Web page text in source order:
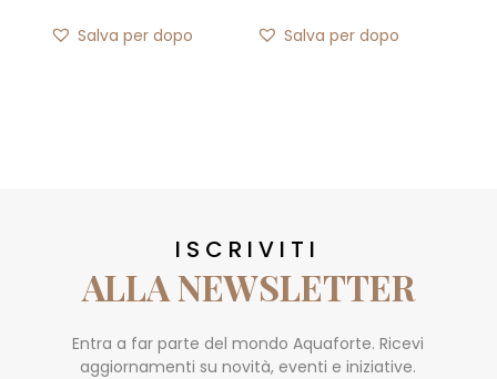
Salva per dopo Salva per dopo
ISCRIVITI
ALLA NEWSLETTER
Entra a far parte del mondo Aquaforte. Ricevi
aggiornamenti su novità, eventi e iniziative.